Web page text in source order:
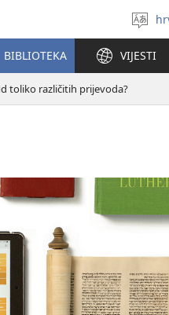
BIBLIOTEKA VIJESTI
toliko različitih prijevoda?